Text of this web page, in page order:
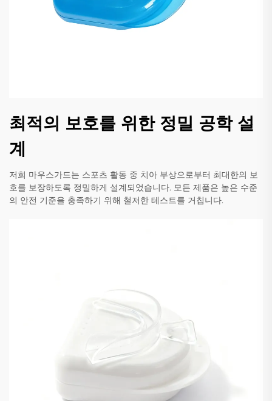
최적의 보호를 위한 정밀 공학 설
계
저희 마우스가드는 스포츠 활동 중 치아 부상으로부터 최대한의 보
호를 보장하도록 정밀하게 설계되었습니다. 모든 제품은 높은 수준
의 안전 기준을 충족하기 위해 철저한 테스트를 거칩니다.